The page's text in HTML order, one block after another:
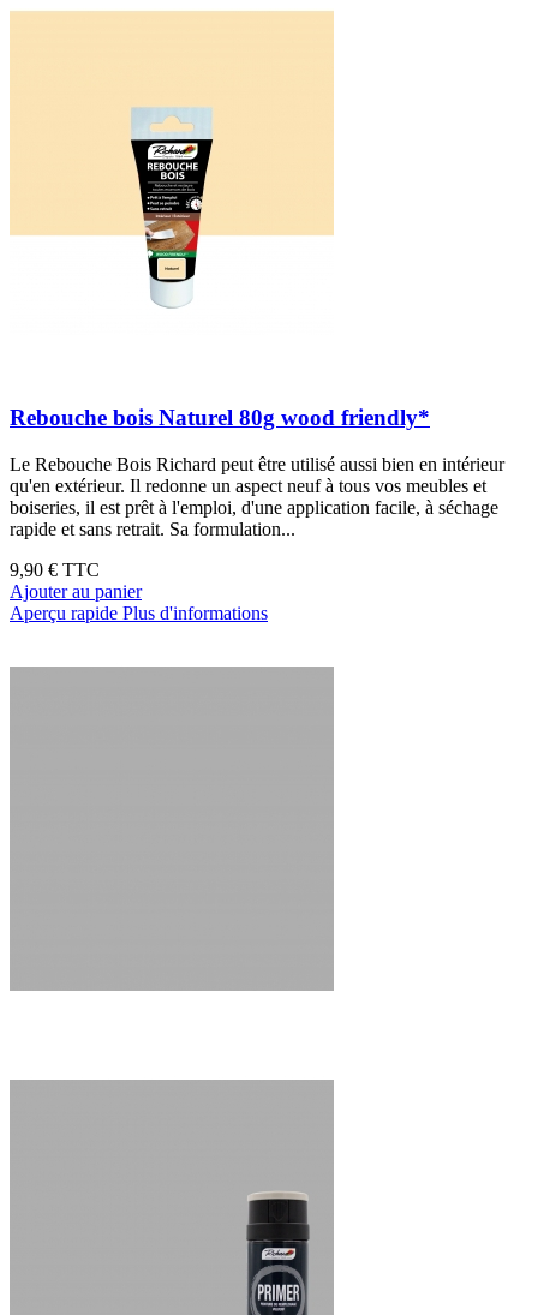
Rebouche bois Naturel 80g wood friendly*
Le Rebouche Bois Richard peut être utilisé aussi bien en intérieur
qu'en extérieur. Il redonne un aspect neuf à tous vos meubles et
boiseries, il est prêt à l'emploi, d'une application facile, à séchage
rapide et sans retrait. Sa formulation...
9,90 € TTC
Ajouter au panier
Aperçu rapide Plus d'informations